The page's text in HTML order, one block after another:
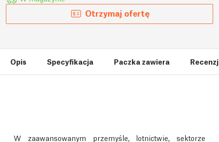
Otrzymaj ofertę
Opis Specyfikacja Paczka zawiera
W zaawansowanym przemyśle, lotnictwie, sektorze